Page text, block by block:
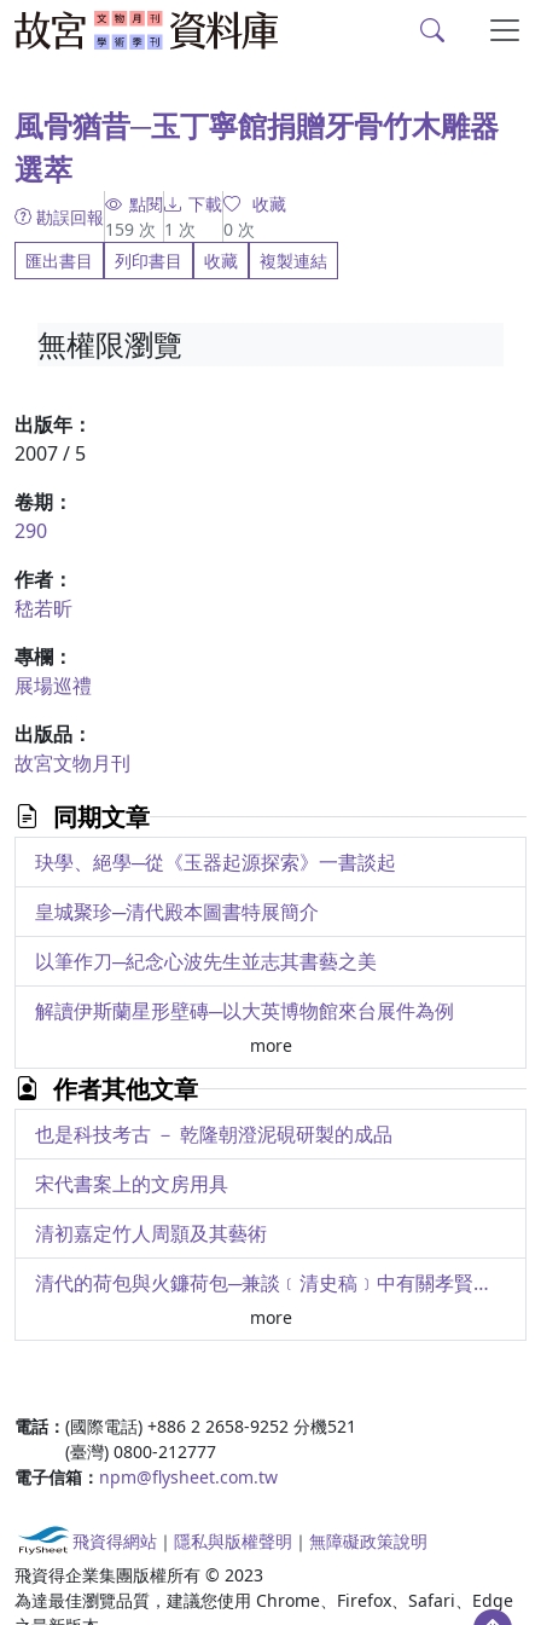
風骨猶昔─玉丁寧館捐贈牙骨竹木雕器
選萃
勘誤回報
點閱
159 次
下載
1 次
收藏
0 次
匯出書目
列印書目 收藏 複製連結
出版年：
2007 / 5
卷期：
290
作者：
嵇若昕
專欄：
展場巡禮
出版品：
故宮文物月刊
同期文章
玦學、絕學─從《玉器起源探索》一書談起
皇城聚珍─清代殿本圖書特展簡介
以筆作刀─紀念心波先生並志其書藝之美
解讀伊斯蘭星形壁磚─以大英博物館來台展件為例
圖像史料與圖像語言─從「東方三王朝拜聖嬰」談基督教圖像語意在中古與文藝復興時代的轉化
古埃及神明的呼喚─神祕的喪葬
聆聽石頭的聲音：和泉正敏的〈無為＼無不為〉
古埃及文明解密：金字塔;象形文;木乃伊
more
作者其他文章
也是科技考古 － 乾隆朝澄泥硯研製的成品
宋代書案上的文房用具
清初嘉定竹人周顥及其藝術
清代的荷包與火鐮荷包─兼談﹝清史稿﹞中有關孝賢純皇后的記載
風骨猶昔─玉丁寧館捐贈牙骨竹木雕器選萃之三
風骨猶昔─玉丁寧館捐贈牙骨竹木雕器選萃之二
風骨猶昔─玉丁寧館捐贈牙骨竹木雕器選萃
「漢代的文具」補續
more
無權限瀏覽
電話： (國際電話) +886 2 2658-9252 分機521
(臺灣) 0800-212777
電子信箱： npm@flysheet.com.tw
飛資得網站 ｜ 隱私與版權聲明 ｜ 無障礙政策說明
飛資得企業集團版權所有 © 2023
為達最佳瀏覽品質，建議您使用 Chrome、Firefox、Safari、Edge